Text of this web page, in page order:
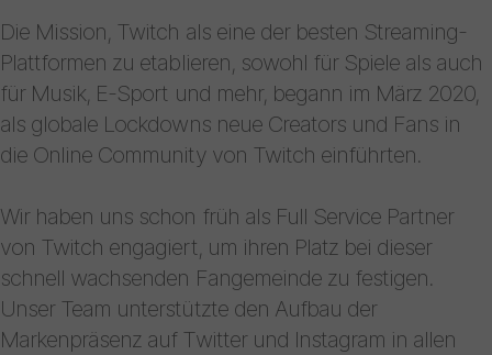
Die Mission, Twitch als eine der besten Streaming-
Plattformen zu etablieren, sowohl für Spiele als auch
für Musik, E-Sport und mehr, begann im März 2020,
als globale Lockdowns neue Creators und Fans in
die Online Community von Twitch einführten.
Wir haben uns schon früh als Full Service Partner
von Twitch engagiert, um ihren Platz bei dieser
schnell wachsenden Fangemeinde zu festigen.
Unser Team unterstützte den Aufbau der
Markenpräsenz auf Twitter und Instagram in allen